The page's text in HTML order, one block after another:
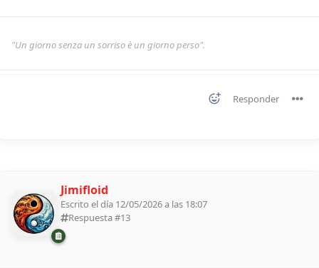
"Un giorno senza un sorriso è un giorno perso".
Responder
Jimifloid
Escrito el día 12/05/2026 a las 18:07
Respuesta #13